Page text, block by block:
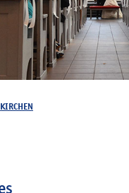
KIRCHEN